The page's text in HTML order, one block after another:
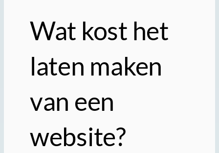
Wat kost het
laten maken
van een
website?